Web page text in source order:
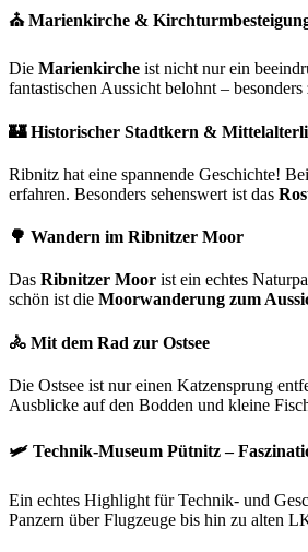
⛪Marienkirche &
Die Marienkirche ist nicht nur ein
fantastischen Aussicht belohnt –
🏰Historischer Stadtkern &
Ribnitz hat eine spannende Geschichte!
erfahren. Besonders sehenswert ist das
🌳 Wandern im Ribnitzer Moor
Das Ribnitzer Moor ist ein echtes
schön ist die Moorwanderung zum
🚴 Mit dem Rad zur Ostsee
Die Ostsee ist nur einen Katzensprung
Ausblicke auf den Bodden und kleine
🛩️ Technik-Museum Pütnitz –
Ein echtes Highlight für Technik- und
Panzern über Flugzeuge bis hin zu alten